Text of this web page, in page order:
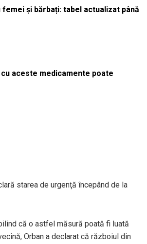
și bărbați: tabel actualizat până
aceste medicamente poate
starea de urgenţă începând de la
că o astfel măsură poată fi luată
Orban a declarat că războiul din